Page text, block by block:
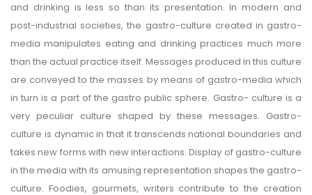
and drinking is less so than its presentation. In modern and
post-industrial societies, the gastro-culture created in gastro-
media manipulates eating and drinking practices much more
than the actual practice itself. Messages produced in this culture
are conveyed to the masses by means of gastro-media which
in turn is a part of the gastro public sphere. Gastro- culture is a
very peculiar culture shaped by these messages. Gastro-
culture is dynamic in that it transcends national boundaries and
takes new forms with new interactions. Display of gastro-culture
in the media with its amusing representation shapes the gastro-
culture. Foodies, gourmets, writers contribute to the creation